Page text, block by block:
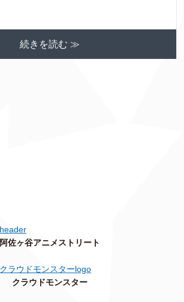
続きを読む ≫
阿佐ヶ谷アニメストリート
クラウドモンスター